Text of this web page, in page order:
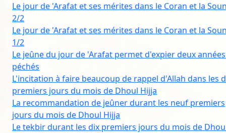
Le jour de 'Arafat et ses mérites dans le Coran et la
2/2
Le jour de 'Arafat et ses mérites dans le Coran et la
1/2
Le jeûne du jour de 'Arafat permet d'expier deux
péchés
L'incitation à faire beaucoup de rappel d'Allah dans les
premiers jours du mois de Dhoul Hijja
La recommandation de jeûner durant les neuf premiers
jours du mois de Dhoul Hijja
Le tekbir durant les dix premiers jours du mois de